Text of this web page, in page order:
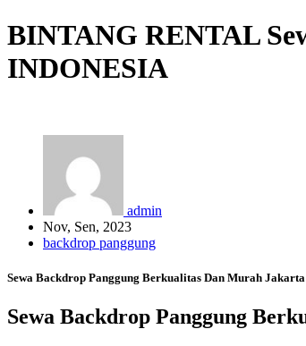
BINTANG RENTAL
INDONESIA
admin
Nov, Sen, 2023
backdrop panggung
Sewa Backdrop Panggung Berkualitas Dan Murah Jakarta
Sewa Backdrop Panggung